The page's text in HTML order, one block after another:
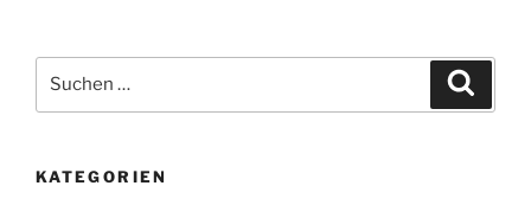
mit
Freunden“
nach:
KATEGORIEN